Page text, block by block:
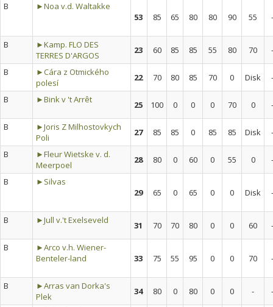
B
►Noa v.d. Waltakke
53
85 65 80 80 90 55 -
B
►Kamp. FLO DES
TERRES D'ARGOS
23 60 85 85 55 80 70
-
B
►Cára z Otmického
polesí
22 70 80 85 70 0 Disk
-
B
►Bink v 't Arrêt 25 100 0 0 0 70 0
-
B
►Joris Z Milhostovkych
Poli
27 85 85 0 85 85 Disk
-
B
►Fleur Wietske v. d.
Meerpoel
28 80 0 60 0 55 0
-
B
►Silvas
29
65 0 65 0 0 Disk -
B ►Jull v.'t Exelseveld 31 70 70 80 0 0 60
-
B
►Arco v.h. Wiener-
Benteler-land
33 75 55 95 0 0 70 -
B
►Arras van Dorka's
Plek
34 80 0 80 0 0 -
-